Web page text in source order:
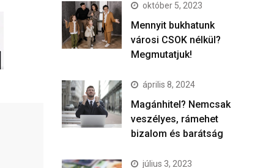
október 5, 2023
Mennyit bukhatunk
városi CSOK nélkül?
Megmutatjuk!
április 8, 2024
Magánhitel? Nemcsak
veszélyes, rámehet
bizalom és barátság
július 3, 2023